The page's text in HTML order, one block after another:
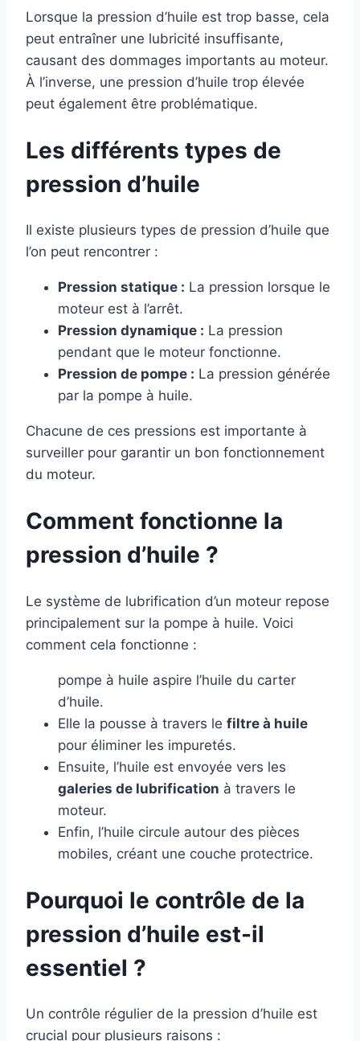
Lorsque la pression d’huile est trop basse, cela
peut entraîner une lubricité insuffisante,
causant des dommages importants au moteur.
À l’inverse, une pression d’huile trop élevée
peut également être problématique.
Les différents types de
pression d’huile
Il existe plusieurs types de pression d’huile que
l’on peut rencontrer :
Pression statique : La pression lorsque le
moteur est à l’arrêt.
Pression dynamique : La pression
pendant que le moteur fonctionne.
Pression de pompe : La pression générée
par la pompe à huile.
Chacune de ces pressions est importante à
surveiller pour garantir un bon fonctionnement
du moteur.
Comment fonctionne la
pression d’huile ?
Le système de lubrification d’un moteur repose
principalement sur la pompe à huile. Voici
comment cela fonctionne :
pompe à huile aspire l’huile du carter
d’huile.
Elle la pousse à travers le filtre à huile
pour éliminer les impuretés.
Ensuite, l’huile est envoyée vers les
galeries de lubrification à travers le
moteur.
Enfin, l’huile circule autour des pièces
mobiles, créant une couche protectrice.
Pourquoi le contrôle de la
pression d’huile est-il
essentiel ?
Un contrôle régulier de la pression d’huile est
crucial pour plusieurs raisons :